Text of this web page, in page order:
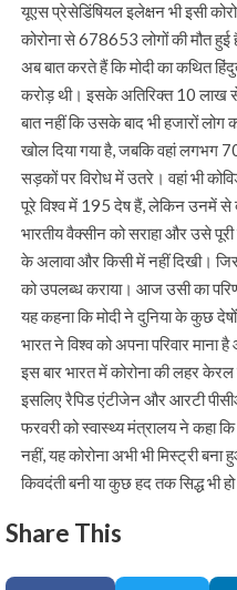
यूएस प्रेसेडिंषियल इलेक्षन भी इसी
कोरोना से 678653 लोगों की मौत
अब बात करते हैं कि मोदी का कथित
करोड़ थी। इसके अतिरिक्त 10 लाख से
बात नहीं कि उसके बाद भी हजारों
खोल दिया गया है, जबकि वहां लगभग
सड़कों पर विरोध में उतरे। वहां भी
पूरे विश्व में 195 देष हैं, लेकिन उनमें से
भारतीय वैक्सीन को सराहा और उसे
के अलावा और किसी में नहीं दिखी।
को उपलब्ध कराया। आज उसी का
यह कहना कि मोदी ने दुनिया के कुछ
भारत ने विश्व को अपना परिवार माना
इस बार भारत में कोरोना की लहर
इसलिए रैपिड एंटीजेन और आरटी
फरवरी को स्वास्थ्य मंत्रालय ने कहा
नहीं, यह कोरोना अभी भी मिस्ट्री
किवदंती बनी या कुछ हद तक सिद्ध
Share This